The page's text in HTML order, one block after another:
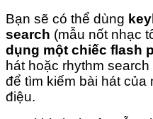
Bạn sẽ có thể dùng
search (mẫu nốt nhạc
dụng một chiếc flash
hát hoặc rhythm
để tìm kiếm bài hát của
điệu.